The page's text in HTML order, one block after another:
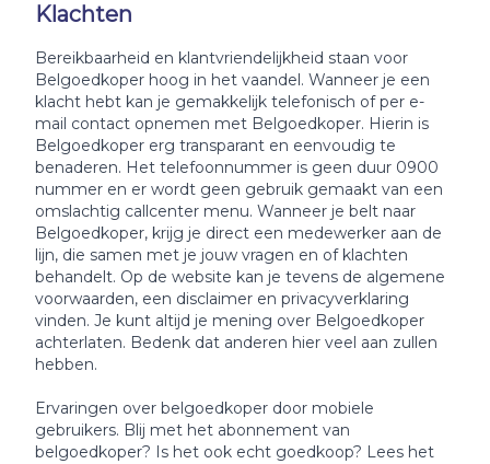
Klachten
Bereikbaarheid en klantvriendelijkheid staan voor
Belgoedkoper hoog in het vaandel. Wanneer je een
klacht hebt kan je gemakkelijk telefonisch of per e-
mail contact opnemen met Belgoedkoper. Hierin is
Belgoedkoper erg transparant en eenvoudig te
benaderen. Het telefoonnummer is geen duur 0900
nummer en er wordt geen gebruik gemaakt van een
omslachtig callcenter menu. Wanneer je belt naar
Belgoedkoper, krijg je direct een medewerker aan de
lijn, die samen met je jouw vragen en of klachten
behandelt. Op de website kan je tevens de algemene
voorwaarden, een disclaimer en privacyverklaring
vinden. Je kunt altijd je mening over Belgoedkoper
achterlaten. Bedenk dat anderen hier veel aan zullen
hebben.
Ervaringen over belgoedkoper door mobiele
gebruikers. Blij met het abonnement van
belgoedkoper? Is het ook echt goedkoop? Lees het